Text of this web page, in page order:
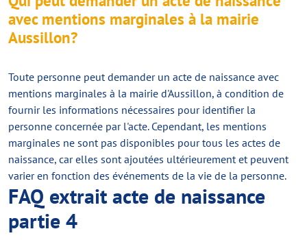
avec mentions marginales à la mairie
Aussillon?
Toute personne peut demander un acte de naissance avec
mentions marginales à la mairie d'Aussillon, à condition de
fournir les informations nécessaires pour identifier la
personne concernée par l'acte. Cependant, les mentions
marginales ne sont pas disponibles pour tous les actes de
naissance, car elles sont ajoutées ultérieurement et peuvent
varier en fonction des événements de la vie de la personne.
FAQ extrait acte de naissance
partie 4